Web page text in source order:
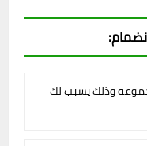
وذلك يسبب لك